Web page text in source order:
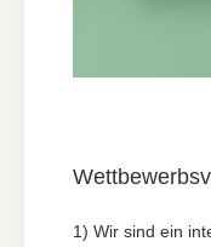
1) Wir sind ein